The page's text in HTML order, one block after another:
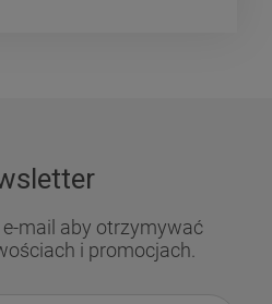
mail aby otrzymywać
i promocjach.